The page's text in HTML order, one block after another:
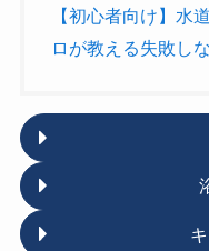
【初心者向け】水
ロが教える失敗し